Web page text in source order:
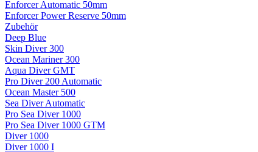
Enforcer Automatic 50mm
Enforcer Power Reserve 50mm
Zubehör
Deep Blue
Skin Diver 300
Ocean Mariner 300
Aqua Diver GMT
Pro Diver 200 Automatic
Ocean Master 500
Sea Diver Automatic
Pro Sea Diver 1000
Pro Sea Diver 1000 GTM
Diver 1000
Diver 1000 I